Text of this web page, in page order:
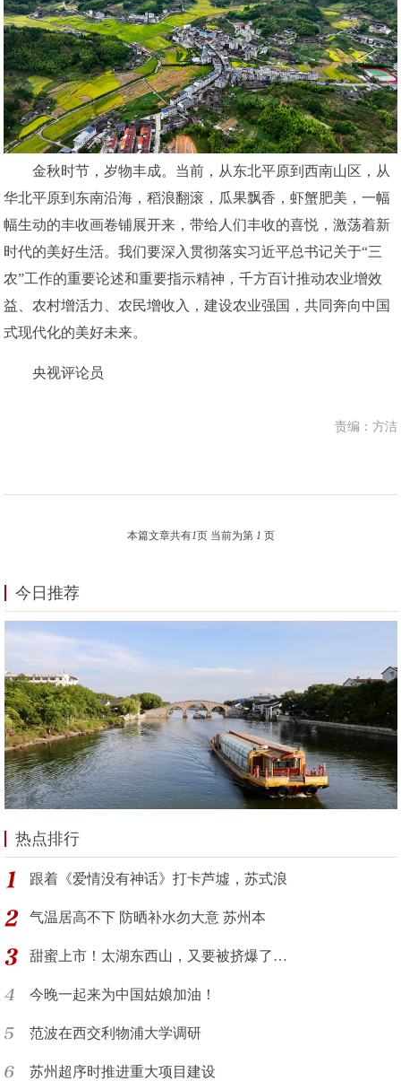
金秋时节，岁物丰成。当前，从东北平原到西南山区，从
华北平原到东南沿海，稻浪翻滚，瓜果飘香，虾蟹肥美，一幅
幅生动的丰收画卷铺展开来，带给人们丰收的喜悦，激荡着新
时代的美好生活。我们要深入贯彻落实习近平总书记关于“三
农”工作的重要论述和重要指示精神，千方百计推动农业增效
益、农村增活力、农民增收入，建设农业强国，共同奔向中国
式现代化的美好未来。
央视评论员
责编：方洁
本篇文章共有1页 当前为第 1 页
今日推荐
热点排行
跟着《爱情没有神话》打卡芦墟，苏式浪
气温居高不下 防晒补水勿大意 苏州本
甜蜜上市！太湖东西山，又要被挤爆了…
今晚一起来为中国姑娘加油！
范波在西交利物浦大学调研
苏州超序时推进重大项目建设